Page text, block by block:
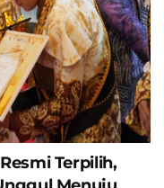
Terpilih,